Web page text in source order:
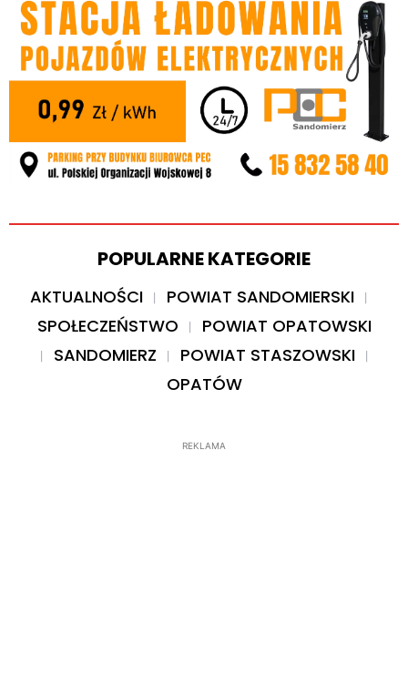
POPULARNE KATEGORIE
AKTUALNOŚCI
POWIAT SANDOMIERSKI
SPOŁECZEŃSTWO
POWIAT OPATOWSKI
SANDOMIERZ
POWIAT STASZOWSKI
OPATÓW
REKLAMA